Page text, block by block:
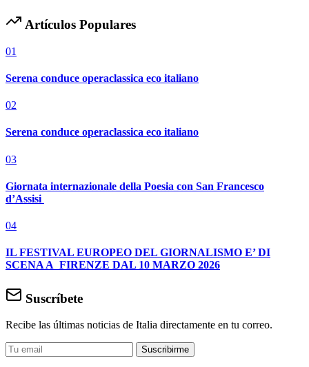
Artículos Populares
01
Serena conduce operaclassica eco italiano
02
Serena conduce operaclassica eco italiano
03
Giornata internazionale della Poesia con San Francesco
d’Assisi
04
IL FESTIVAL EUROPEO DEL GIORNALISMO E’ DI
SCENA A FIRENZE DAL 10 MARZO 2026
Suscríbete
Recibe las últimas noticias de Italia directamente en tu correo.
Suscribirme